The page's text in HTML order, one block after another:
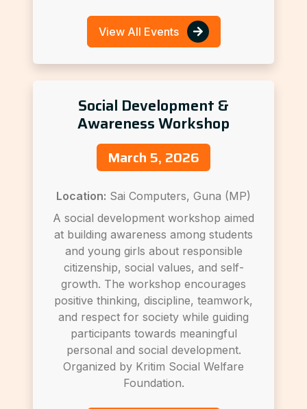
View All Events
Social Development &
Awareness Workshop
March 5, 2026
Location: Sai Computers, Guna (MP)
A social development workshop aimed
at building awareness among students
and young girls about responsible
citizenship, social values, and self-
growth. The workshop encourages
positive thinking, discipline, teamwork,
and respect for society while guiding
participants towards meaningful
personal and social development.
Organized by Kritim Social Welfare
Foundation.